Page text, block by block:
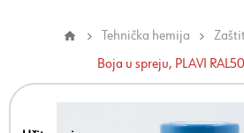
Tehnička hemija
Boja u spreju, PLAVI